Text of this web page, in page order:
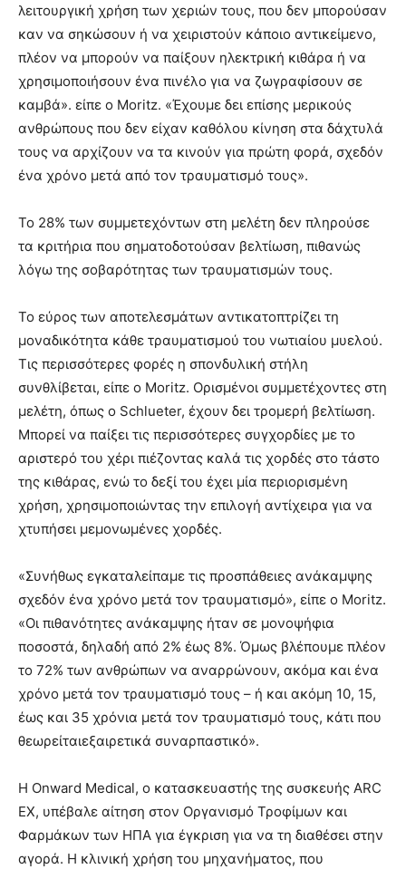
λειτουργική χρήση των χεριών τους, που δεν μπορούσαν
καν να σηκώσουν ή να χειριστούν κάποιο αντικείμενο,
πλέον να μπορούν να παίξουν ηλεκτρική κιθάρα ή να
χρησιμοποιήσουν ένα πινέλο για να ζωγραφίσουν σε
καμβά». είπε ο Moritz. «Έχουμε δει επίσης μερικούς
ανθρώπους που δεν είχαν καθόλου κίνηση στα δάχτυλά
τους να αρχίζουν να τα κινούν για πρώτη φορά, σχεδόν
ένα χρόνο μετά από τον τραυματισμό τους».
Το 28% των συμμετεχόντων στη μελέτη δεν πληρούσε
τα κριτήρια που σηματοδοτούσαν βελτίωση, πιθανώς
λόγω της σοβαρότητας των τραυματισμών τους.
Το εύρος των αποτελεσμάτων αντικατοπτρίζει τη
μοναδικότητα κάθε τραυματισμού του νωτιαίου μυελού.
Τις περισσότερες φορές η σπονδυλική στήλη
συνθλίβεται, είπε ο Moritz. Ορισμένοι συμμετέχοντες στη
μελέτη, όπως ο Schlueter, έχουν δει τρομερή βελτίωση.
Μπορεί να παίξει τις περισσότερες συγχορδίες με το
αριστερό του χέρι πιέζοντας καλά τις χορδές στο τάστο
της κιθάρας, ενώ το δεξί του έχει μία περιορισμένη
χρήση, χρησιμοποιώντας την επιλογή αντίχειρα για να
χτυπήσει μεμονωμένες χορδές.
«Συνήθως εγκαταλείπαμε τις προσπάθειες ανάκαμψης
σχεδόν ένα χρόνο μετά τον τραυματισμό», είπε ο Moritz.
«Οι πιθανότητες ανάκαμψης ήταν σε μονοψήφια
ποσοστά, δηλαδή από 2% έως 8%. Όμως βλέπουμε πλέον
το 72% των ανθρώπων να αναρρώνουν, ακόμα και ένα
χρόνο μετά τον τραυματισμό τους – ή και ακόμη 10, 15,
έως και 35 χρόνια μετά τον τραυματισμό τους, κάτι που
θεωρείταιεξαιρετικά συναρπαστικό».
Η Onward Medical, ο κατασκευαστής της συσκευής ARC
EX, υπέβαλε αίτηση στον Οργανισμό Τροφίμων και
Φαρμάκων των ΗΠΑ για έγκριση για να τη διαθέσει στην
αγορά. Η κλινική χρήση του μηχανήματος, που